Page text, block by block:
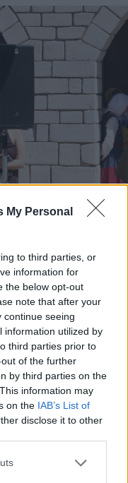
My Personal
to third parties, or
information for
the below opt-out
note that after your
continue seeing
information utilized by
third parties prior to
of the further
by third parties on the
information may
on the IAB’s List of
disclose it to other